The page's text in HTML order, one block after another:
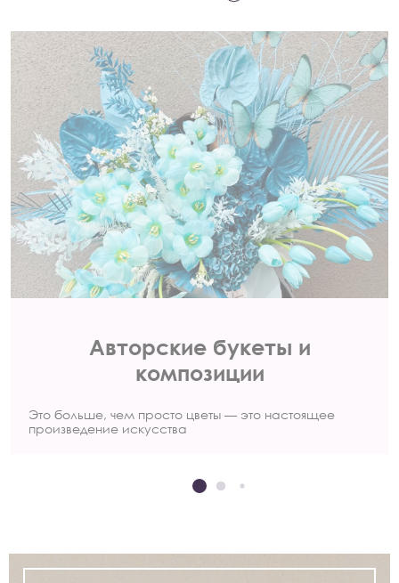
Авторские букеты и
композиции
Это больше, чем просто цветы — это настоящее
произведение искусства